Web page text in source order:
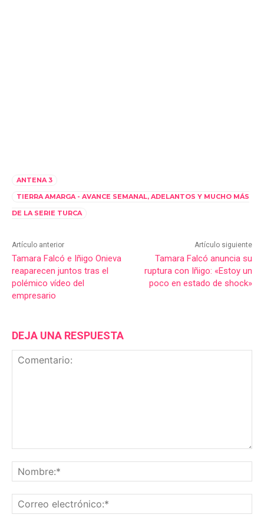
ANTENA 3
TIERRA AMARGA - AVANCE SEMANAL, ADELANTOS Y MUCHO MÁS
DE LA SERIE TURCA
Artículo anterior
Tamara Falcó e Iñigo Onieva
reaparecen juntos tras el
polémico vídeo del
empresario
Artículo siguiente
Tamara Falcó anuncia su
ruptura con Iñigo: «Estoy un
poco en estado de shock»
DEJA UNA RESPUESTA